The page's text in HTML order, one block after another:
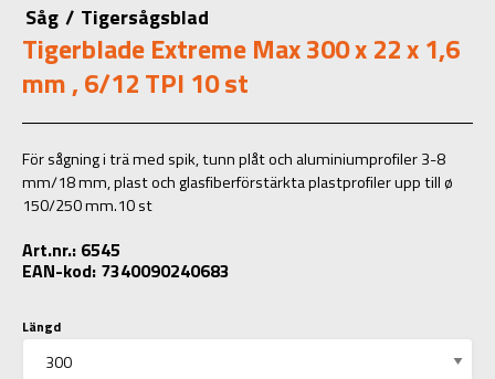
Såg / Tigersågsblad
Tigerblade Extreme Max 300 x 22 x 1,6
mm , 6/12 TPI 10 st
För sågning i trä med spik, tunn plåt och aluminiumprofiler 3-8
mm/18 mm, plast och glasfiberförstärkta plastprofiler upp till ø
150/250 mm.10 st
Art.nr.: 6545
EAN-kod: 7340090240683
Längd